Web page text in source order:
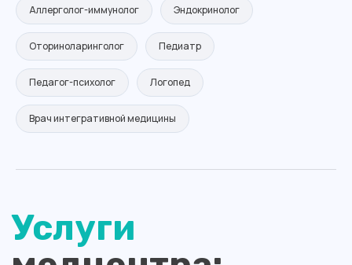
Аллерголог-иммунолог Эндокринолог
Оториноларинголог Педиатр
Педагог-психолог Логопед
Врач интегративной медицины
Видеогастродуоденоскопия
Функциональные исследования
Медкомиссии
Медкомиссии для детей и
подростков